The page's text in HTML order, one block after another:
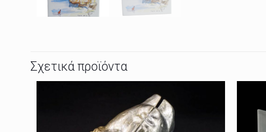
Σχετικά προϊόντα